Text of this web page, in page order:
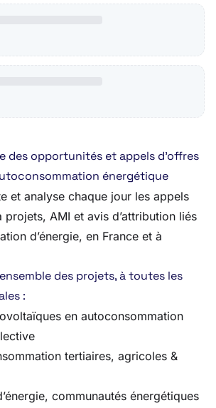
des opportunités et appels d’offres
énergétique
et analyse chaque jour les appels
projets, AMI et avis d’attribution liés
d’énergie, en France et à
des projets, à toutes les
:
en autoconsommation
tertiaires, agricoles &
communautés énergétiques